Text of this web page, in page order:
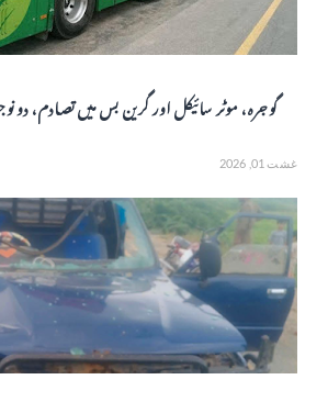
گوجرہ، موٹر سائیکل اور گرین بس میں تصادم، دو
غشت 01, 2026